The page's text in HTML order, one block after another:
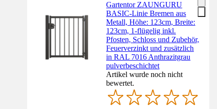
Gartentor ZAUNGURU
BASIC-Linie Bremen aus
Metall, Höhe: 123cm, Breite:
123cm, 1-flügelig inkl.
Pfosten, Schloss und Zubehör,
Feuerverzinkt und zusätzlich
in RAL 7016 Anthrazitgrau
pulverbeschichtet
Artikel wurde noch nicht
bewertet.